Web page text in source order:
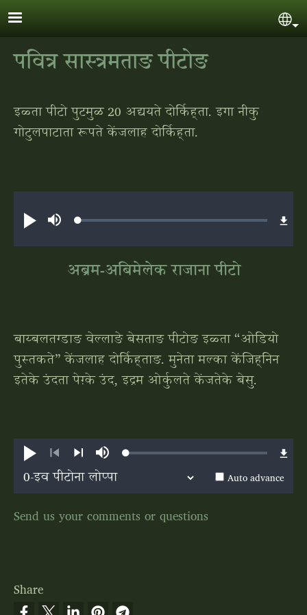
Skip to main content
पवित्र सास्त्रमताङ पीटोङ
इळ्ता पीटो पुटमुळ 20 अद्ययते दोर्किह्‌ता. इगा नीकु
गोटुलपाटाता रूपते केंजलाह दोर्किह्‌ता.
Play MuteLoaded:
अब्रम-अबिमेलेक राजाना पीटो
बाय्बलतग्डाङ वेल्‍लाङे बेसताङ पीटोङ इळ्ता “ओडियो
पुस्तकते” केंजलाह दोर्किह्‌ताङ. मुनेता मल्का केंजिह्‌निन
इतेके उंदता पेग़्के उंद, इद्रम ओर्कुलते केंजतेके बेसु.
Play
PreviousNext
MuteLoaded:
Auto advance
Send us your comments or questions
Share